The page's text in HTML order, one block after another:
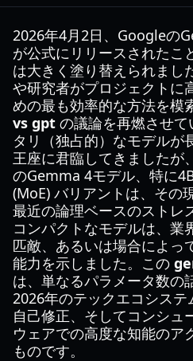
2026年4月2日、Googleの
が公式にリリースされたこ
は大きく塗り替えられまし
や研究者がプロジェクトに
めの最も効率的な方法を模
vs gpt の議論を再燃させ
タリ（独占的）なモデルが
王座に君臨してきましたが
のGemma 4モデル、特に
(MoE) バリアントは、その
最近の論理ベースのストレ
コンパクトなモデルは、業
匹敵、あるいは場合によっ
能力を示しました。この
は、単なるパラメータ数の
2026年のテックエコシステ
自己修正、そしてコンシュ
ウェアでの高度な知能のア
ものです。